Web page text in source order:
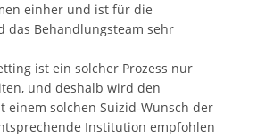
einher und ist für die
das Behandlungsteam sehr
ist ein solcher Prozess nur
und deshalb wird den
einem solchen Suizid-Wunsch der
Institution empfohlen